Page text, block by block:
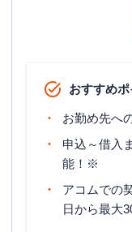
おすすめポ
お勤め先へ
申込～借入
能！※
アコムでの
日から最大